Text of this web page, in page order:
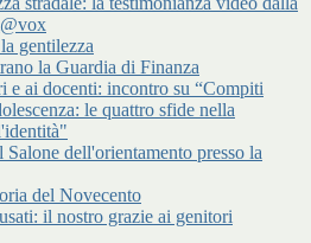
gentilezza
la Guardia di Finanza
e ai docenti: incontro su “Compiti
le quattro sfide nella
dell'orientamento presso la
del Novecento
il nostro grazie ai genitori